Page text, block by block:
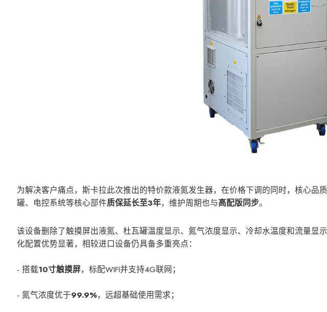
为解决客户痛点，斯卡拉此次推出的特价款液氮发生器，在价格下调的同时，核心品
罐、电控系统等核心部件质保延长至3年，维护周期也与高配版同步。
该设备删除了触摸屏出液氮、杜瓦罐温度显示、氮气浓度显示、冷却水温度和流量显
化配置优势显著，相较进口设备仍具备多重亮点：
- 搭载10寸触摸屏，标配WIFI并支持4G联网；
- 氮气浓度优于99.9%，远超基础使用需求；